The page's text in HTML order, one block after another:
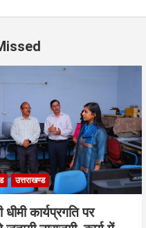
उत्तराखण्ड
कार्यप्रगति पर